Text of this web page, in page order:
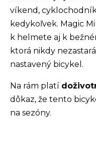
víkend,
kedykoľvek. Magic
k helmete aj k
ktorá nikdy
nastavený bicykel.
Na rám platí
dôkaz, že tento
na sezóny.